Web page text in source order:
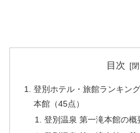
目次
登別ホテル・旅館ランキン
本館（45点）
登別温泉 第一滝本館の概